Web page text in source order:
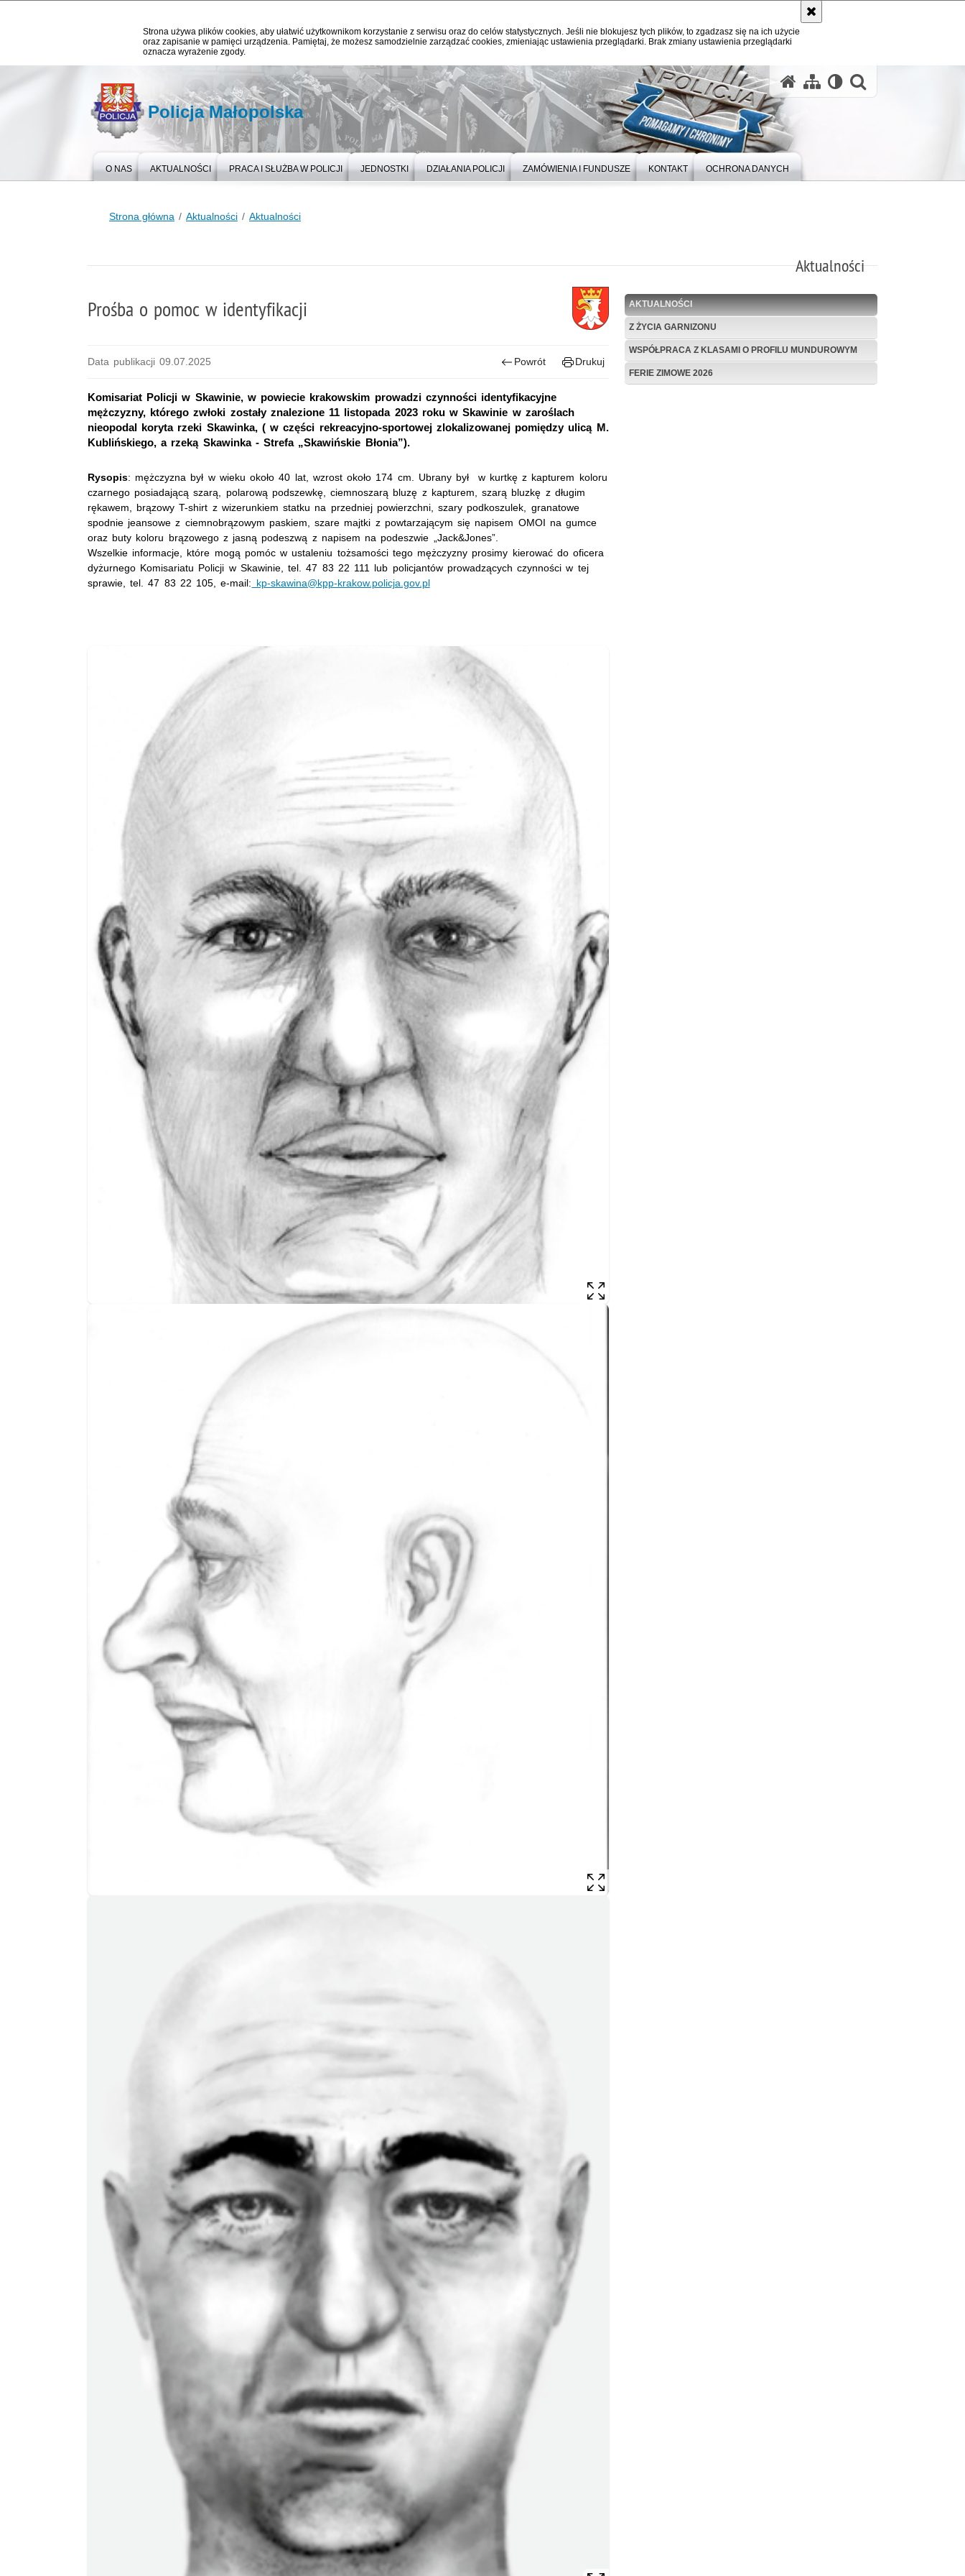
Strona używa plików cookies, aby ułatwić użytkownikom korzystanie z serwisu oraz do celów statystycznych. Jeśli nie blokujesz tych plików, to zgadzasz się na ich użycie
oraz zapisanie w pamięci urządzenia. Pamiętaj, że możesz samodzielnie zarządzać cookies, zmieniając ustawienia przeglądarki. Brak zmiany ustawienia przeglądarki
oznacza wyrażenie zgody.
Policja Małopolska
O NAS AKTUALNOŚCI PRACA I SŁUŻBA W POLICJI JEDNOSTKI DZIAŁANIA POLICJI ZAMÓWIENIA I FUNDUSZE KONTAKT OCHRONA DANYCH
Strona główna Aktualności Aktualności
Aktualności
Prośba o pomoc w identyfikacji
Data publikacji 09.07.2025 Powrót Drukuj
Komisariat Policji w Skawinie, w powiecie krakowskim prowadzi czynności identyfikacyjne
mężczyzny, którego zwłoki zostały znalezione 11 listopada 2023 roku w Skawinie w zaroślach
nieopodal koryta rzeki Skawinka, ( w części rekreacyjno-sportowej zlokalizowanej pomiędzy ulicą M.
Kublińskiego, a rzeką Skawinka - Strefa „Skawińskie Błonia”).
Rysopis: mężczyzna był w wieku około 40 lat, wzrost około 174 cm. Ubrany był w kurtkę z kapturem koloru
czarnego posiadającą szarą, polarową podszewkę, ciemnoszarą bluzę z kapturem, szarą bluzkę z długim
rękawem, brązowy T-shirt z wizerunkiem statku na przedniej powierzchni, szary podkoszulek, granatowe
spodnie jeansowe z ciemnobrązowym paskiem, szare majtki z powtarzającym się napisem OMOI na gumce
oraz buty koloru brązowego z jasną podeszwą z napisem na podeszwie „Jack&Jones”.
Wszelkie informacje, które mogą pomóc w ustaleniu tożsamości tego mężczyzny prosimy kierować do oficera
dyżurnego Komisariatu Policji w Skawinie, tel. 47 83 22 111 lub policjantów prowadzących czynności w tej
sprawie, tel. 47 83 22 105, e-mail: kp-skawina@kpp-krakow.policja.gov.pl
AKTUALNOŚCI
Z ŻYCIA GARNIZONU
WSPÓŁPRACA Z KLASAMI O PROFILU MUNDUROWYM
FERIE ZIMOWE 2026